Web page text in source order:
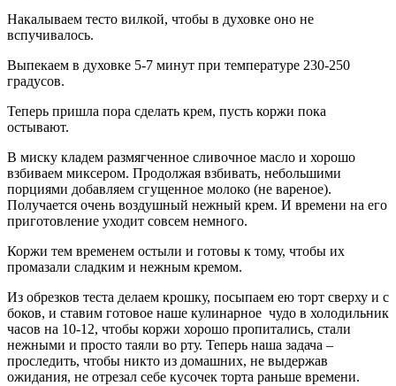
Накалываем тесто вилкой, чтобы в духовке оно не
вспучивалось.
Выпекаем в духовке 5-7 минут при температуре 230-250
градусов.
Теперь пришла пора сделать крем, пусть коржи пока
остывают.
В миску кладем размягченное сливочное масло и хорошо
взбиваем миксером. Продолжая взбивать, небольшими
порциями добавляем сгущенное молоко (не вареное).
Получается очень воздушный нежный крем. И времени на его
приготовление уходит совсем немного.
Коржи тем временем остыли и готовы к тому, чтобы их
промазали сладким и нежным кремом.
Из обрезков теста делаем крошку, посыпаем ею торт сверху и с
боков, и ставим готовое наше кулинарное чудо в холодильник
часов на 10-12, чтобы коржи хорошо пропитались, стали
нежными и просто таяли во рту. Теперь наша задача –
проследить, чтобы никто из домашних, не выдержав
ожидания, не отрезал себе кусочек торта раньше времени.